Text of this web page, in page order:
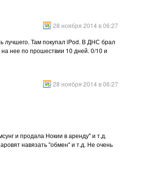
28 ноября 2014 в 06:27
лучшего. Там покупал iPod. В ДНС брал
нее по прошествии 10 дней. 0/10 и
28 ноября 2014 в 06:27
и продала Нокии в аренду" и т.д.
навязать "обмен" и т.д. Не очень